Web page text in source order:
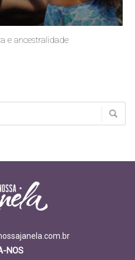
e ancestralidade
NOS